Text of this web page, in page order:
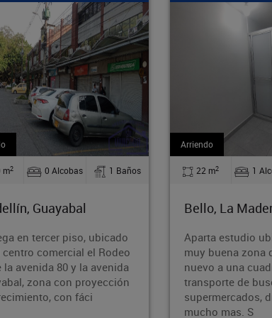
m 1 Alcobas 1 Baños
La Madera
estudio ubicado en una
buena zona de barrio
a una cuadra del
de buses del metro ,
droguerías y
Venta
71.60 m 2
Medellín,
Acogedor
en el sector de
zona
acceso. La
con 2 alcobas,
patio